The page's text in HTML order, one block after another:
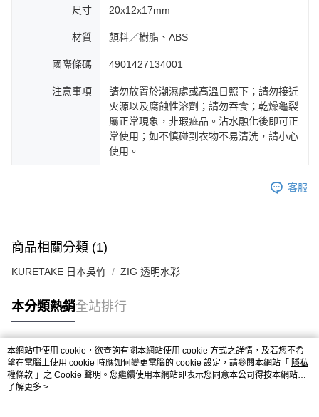
尺寸 20x12x17mm
材質 顏料／樹脂、ABS
國際條碼 4901427134001
注意事項
請勿放置於潮濕處或高溫日照下；請勿接近
火源以及腐蝕性溶劑；請勿吞食；乾燥龜裂
屬正常現象，非瑕疵品。沾水融化後即可正
常使用；如不慎碰到衣物不易清洗，請小心
使用。
客服
商品相關分類 (1)
KURETAKE 日本吳竹 ZIG 透明水彩
本分類熱銷全站排行
熱門標籤
本網站中使用 cookie，欲查詢有關本網站使用 cookie 方式之詳情，及若您不希
望在電腦上使用 cookie 時應如何變更電腦的 cookie 設定，請參閱本網站「 隱私
權條款 」之 Cookie 聲明。您繼續使用本網站即表示您同意本公司得按本網站使
用條款之 Cookie 聲明使用 cookie。
了解更多 >